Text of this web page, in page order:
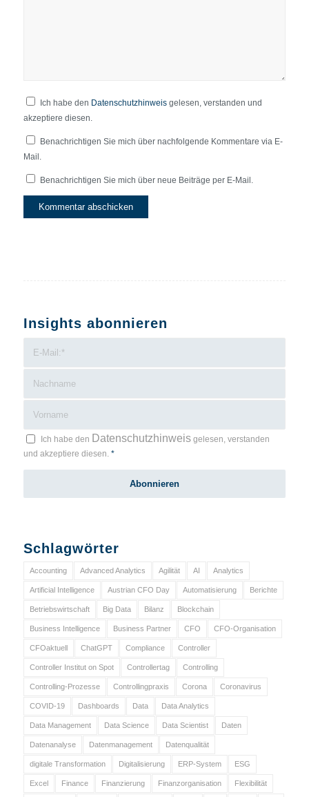
Ich habe den Datenschutzhinweisgelesen, verstanden und
akzeptiere diesen.
Benachrichtigen Sie mich über nachfolgende Kommentare via E-
Mail.
Benachrichtigen Sie mich über neue Beiträge per E-Mail.
Insights abonnieren
Ich habe den Datenschutzhinweisgelesen, verstanden
und akzeptiere diesen. *
Schlagwörter
Accounting Advanced Analytics Agilität AI Analytics
Artificial Intelligence Austrian CFO Day Automatisierung Berichte
Betriebswirtschaft Big Data Bilanz Blockchain
Business Intelligence Business Partner CFO CFO-Organisation
CFOaktuell ChatGPT Compliance Controller
Controller Institut on Spot Controllertag Controlling
Controlling-Prozesse Controllingpraxis Corona Coronavirus
COVID-19 Dashboards Data Data Analytics
Data Management Data Science Data Scientist Daten
Datenanalyse Datenmanagement Datenqualität
digitale Transformation Digitalisierung ERP-System ESG
Excel Finance Finanzierung Finanzorganisation Flexibilität